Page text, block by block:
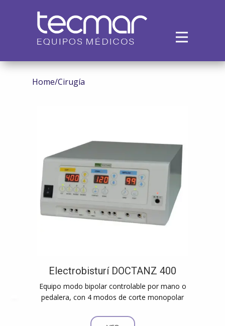
Inicio
Empresa
Productos
Home/Cirugía
Electrobisturí DOCTANZ 400
Equipo modo bipolar controlable por mano o
pedalera, con 4 modos de corte monopolar